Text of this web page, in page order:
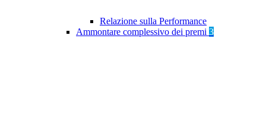
Relazione sulla Performance
Ammontare complessivo dei premi 3